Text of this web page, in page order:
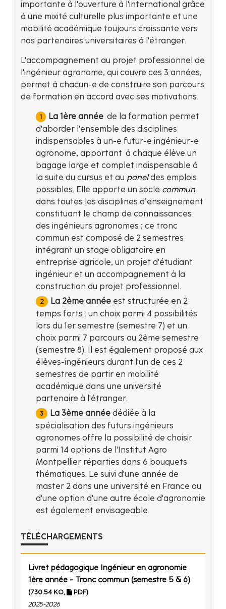
importante à l'ouverture à l'international grâce
à une mixité culturelle plus importante et une
mobilité académique toujours croissante vers
nos partenaires universitaires à l'étranger.
L'accompagnement au projet professionnel de
l'ingénieur agronome, qui couvre ces 3 années,
permet à chacun-e de construire son parcours
de formation en accord avec ses motivations.
La 1ère année de la formation permet
d'aborder l'ensemble des disciplines
indispensables à un-e futur-e ingénieur-e
agronome, apportant à chaque élève un
bagage large et complet indispensable à
la suite du cursus et au paneldes emplois
possibles. Elle apporte un socle commun
dans toutes les disciplines d’enseignement
constituant le champ de connaissances
des ingénieurs agronomes ; ce tronc
commun est composé de 2 semestres
intégrant un stage obligatoire en
entreprise agricole, un projet d'étudiant
ingénieur et un accompagnement à la
construction du projet professionnel.
La 2ème année est structurée en 2
temps forts : un choix parmi 4 possibilités
lors du 1er semestre (semestre 7) et un
choix parmi 7 parcours au 2ème semestre
(semestre 8). Il est également proposé aux
élèves-ingénieurs durant l'un de ces 2
semestres de partir en mobilité
académique dans une université
partenaire à l'étranger.
La 3ème année dédiée à la
spécialisation des futurs ingénieurs
agronomes offre la possibilité de choisir
parmi 14 options de l'Institut Agro
Montpellier réparties dans 6 bouquets
thématiques. Le suivi d'une année de
master 2 dans une université en France ou
d'une option d'une autre école d'agronomie
est également envisageable.
TÉLÉCHARGEMENTS
Livret pédagogique Ingénieur en agronomie
1ère année - Tronc commun (semestre 5 & 6)
(730.54 KO,
PDF)
2025-2026